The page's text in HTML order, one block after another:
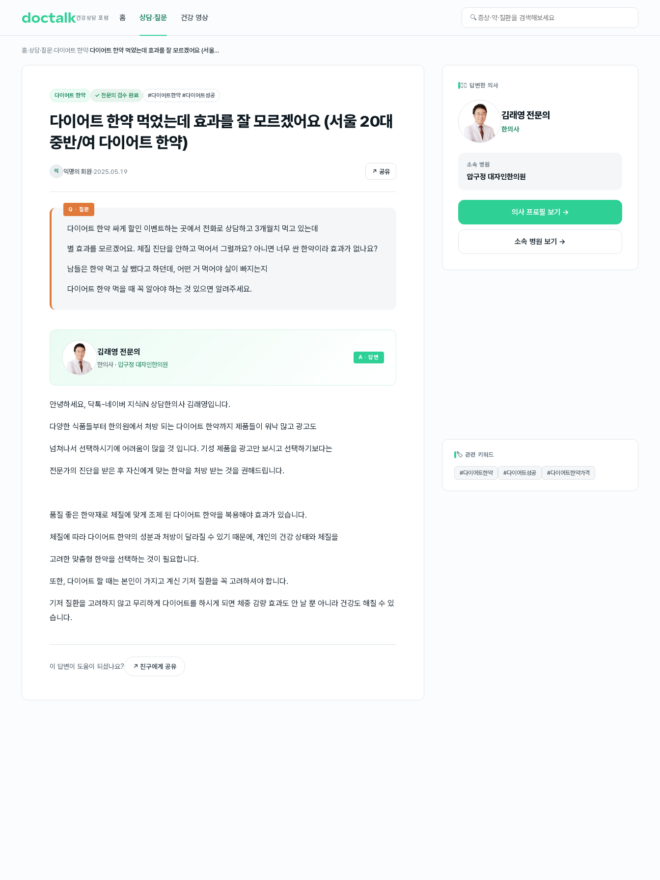
건강상담 포럼 홈 상담·질문 건강 영상 🔍
홈›상담·질문›다이어트 한약›다이어트 한약 먹었는데 효과를 잘 모르겠어요 (서울…
다이어트 한약 ✓ 전문의 검수 완료 #다이어트한약 #다이어트성공
다이어트 한약 먹었는데 효과를 잘 모르겠어요 (서울 20대
중반/여 다이어트 한약)
익 익명의 회원·2025.05.19 ↗ 공유
Q · 질문
다이어트 한약 싸게 할인 이벤트하는 곳에서 전화로 상담하고 3개월치 먹고 있는데
별 효과를 모르겠어요. 체질 진단을 안하고 먹어서 그럴까요? 아니면 너무 싼 한약이라 효과가 없나요?
남들은 한약 먹고 살 뺐다고 하던데, 어떤 거 먹어야 살이 빠지는지
다이어트 한약 먹을 때 꼭 알아야 하는 것 있으면 알려주세요.
김래영 전문의
한의사 · 압구정 대자인한의원
A · 답변
안녕하세요, 닥톡-네이버 지식iN 상담한의사 김래영입니다.
다양한 식품들부터 한의원에서 처방 되는 다이어트 한약까지 제품들이 워낙 많고 광고도
넘쳐나서 선택하시기에 어려움이 많을 것 입니다. 기성 제품을 광고만 보시고 선택하기보다는
전문가의 진단을 받은 후 자신에게 맞는 한약을 처방 받는 것을 권해드립니다.
품질 좋은 한약재로 체질에 맞게 조제 된 다이어트 한약을 복용해야 효과가 있습니다.
체질에 따라 다이어트 한약의 성분과 처방이 달라질 수 있기 때문에, 개인의 건강 상태와 체질을
고려한 맞춤형 한약을 선택하는 것이 필요합니다.
또한, 다이어트 할 때는 본인이 가지고 계신 기저 질환을 꼭 고려하셔야 합니다.
기저 질환을 고려하지 않고 무리하게 다이어트를 하시게 되면 체중 감량 효과도 안 날 뿐 아니라 건강도 해칠 수 있
습니다.
이 답변이 도움이 되셨나요? ↗ 친구에게 공유
👩‍⚕️ 답변한 의사
김래영전문의
한의사
소속 병원
압구정 대자인한의원
의사 프로필 보기 →
소속 병원 보기 →
🏷 관련 키워드
#다이어트한약 #다이어트성공 #다이어트한약가격